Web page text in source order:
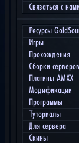
Связаться с нами
Ресурсы
Игры
Прохождения
Сборки серверов
Плагины AMXX
Модификации
Программы
Туториалы
Для сервера
Скины